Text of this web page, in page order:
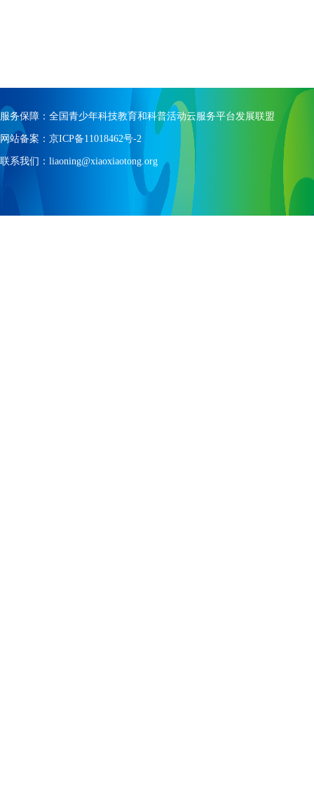
服务保障：全国青少年科技教育和科普活动云服务平台发展联盟
网站备案：京ICP备11018462号-2
联系我们：liaoning@xiaoxiaotong.org